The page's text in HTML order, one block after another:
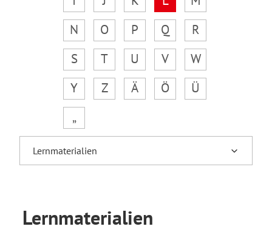
N
O P Q
R
S
T U V
W
Y
Z Ä Ö
Ü
„
Lernmaterialien